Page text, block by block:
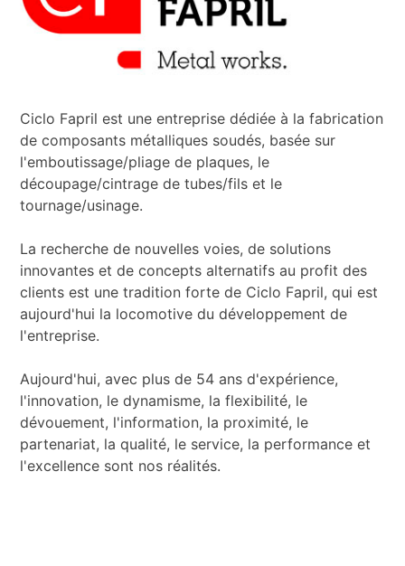
Ciclo Fapril est une entreprise dédiée à la fabrication
de composants métalliques soudés, basée sur
l'emboutissage/pliage de plaques, le
découpage/cintrage de tubes/fils et le
tournage/usinage.
La recherche de nouvelles voies, de solutions
innovantes et de concepts alternatifs au profit des
clients est une tradition forte de Ciclo Fapril, qui est
aujourd'hui la locomotive du développement de
l'entreprise.
Aujourd'hui, avec plus de 54 ans d'expérience,
l'innovation, le dynamisme, la flexibilité, le
dévouement, l'information, la proximité, le
partenariat, la qualité, le service, la performance et
l'excellence sont nos réalités.